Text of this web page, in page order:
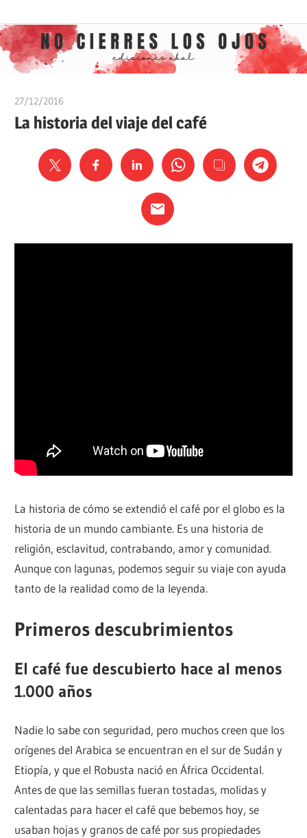
al
contenido
No
cierres
los
ojos
Akal
27/12/2016
La historia del viaje del café
La historia de cómo se extendió el café por el globo es la
historia de un mundo cambiante. Es una historia de
religión, esclavitud, contrabando, amor y comunidad.
Aunque con lagunas, podemos seguir su viaje con ayuda
tanto de la realidad como de la leyenda.
Primeros descubrimientos
El café fue descubierto hace al menos
1.000 años
Nadie lo sabe con seguridad, pero muchos creen que los
orígenes del Arabica se encuentran en el sur de Sudán y
Etiopía, y que el Robusta nació en África Occidental.
Antes de que las semillas fueran tostadas, molidas y
calentadas para hacer el café que bebemos hoy, se
usaban hojas y granos de café por sus propiedades